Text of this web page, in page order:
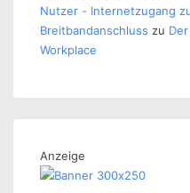
Nutzer - Internetzugang
Breitbandanschluss zu
Workplace
Anzeige